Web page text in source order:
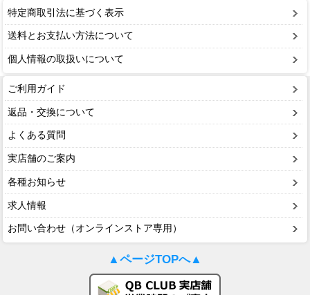
特定商取引法に基づく表示
送料とお支払い方法について
個人情報の取扱いについて
ご利用ガイド
返品・交換について
よくある質問
実店舗のご案内
各種お知らせ
求人情報
お問い合わせ（オンラインストア専用）
▲ページTOPへ▲